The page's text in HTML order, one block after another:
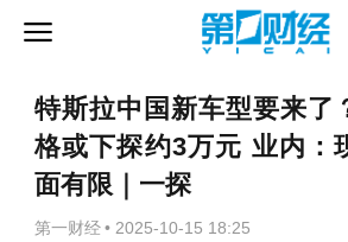
特斯拉中国新车型要来了
格或下探约3万元 业内：
面有限｜一探
第一财经 • 2025-10-15 18:25